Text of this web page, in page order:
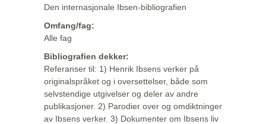
Den internasjonale Ibsen-bibliografien
Omfang/fag:
Alle fag
Bibliografien dekker:
Referanser til: 1) Henrik Ibsens verker på
originalspråket og i oversettelser, både som
selvstendige utgivelser og deler av andre
publikasjoner. 2) Parodier over og omdiktninger
av Ibsens verker. 3) Dokumenter om Ibsens liv